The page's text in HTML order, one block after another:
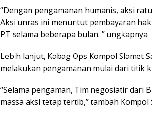
“Dengan pengamanan humanis, aksi
Aksi unras ini menuntut pembayaran
PT selama beberapa bulan. ” ungkapnya
Lebih lanjut, Kabag Ops Kompol Slamet
melakukan pengamanan mulai dari titik
“Selama pengaman, Tim negosiatir dari
massa aksi tetap tertib,” tambah Kompol